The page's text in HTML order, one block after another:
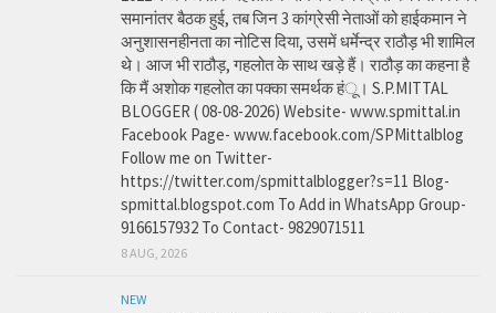
समानांतर बैठक हुई, तब जिन 3 कांग्रेसी नेताओं को हाईकमान ने
अनुशासनहीनता का नोटिस दिया, उसमें धर्मेन्द्र राठौड़ भी शामिल
थे। आज भी राठौड़, गहलोत के साथ खड़े हैं। राठौड़ का कहना है
कि मैं अशोक गहलोत का पक्का समर्थक हंू। S.P.MITTAL
BLOGGER ( 08-08-2026) Website- www.spmittal.in
Facebook Page- www.facebook.com/SPMittalblog
Follow me on Twitter-
https://twitter.com/spmittalblogger?s=11 Blog-
spmittal.blogspot.com To Add in WhatsApp Group-
9166157932 To Contact- 9829071511
8 AUG, 2026
NEW